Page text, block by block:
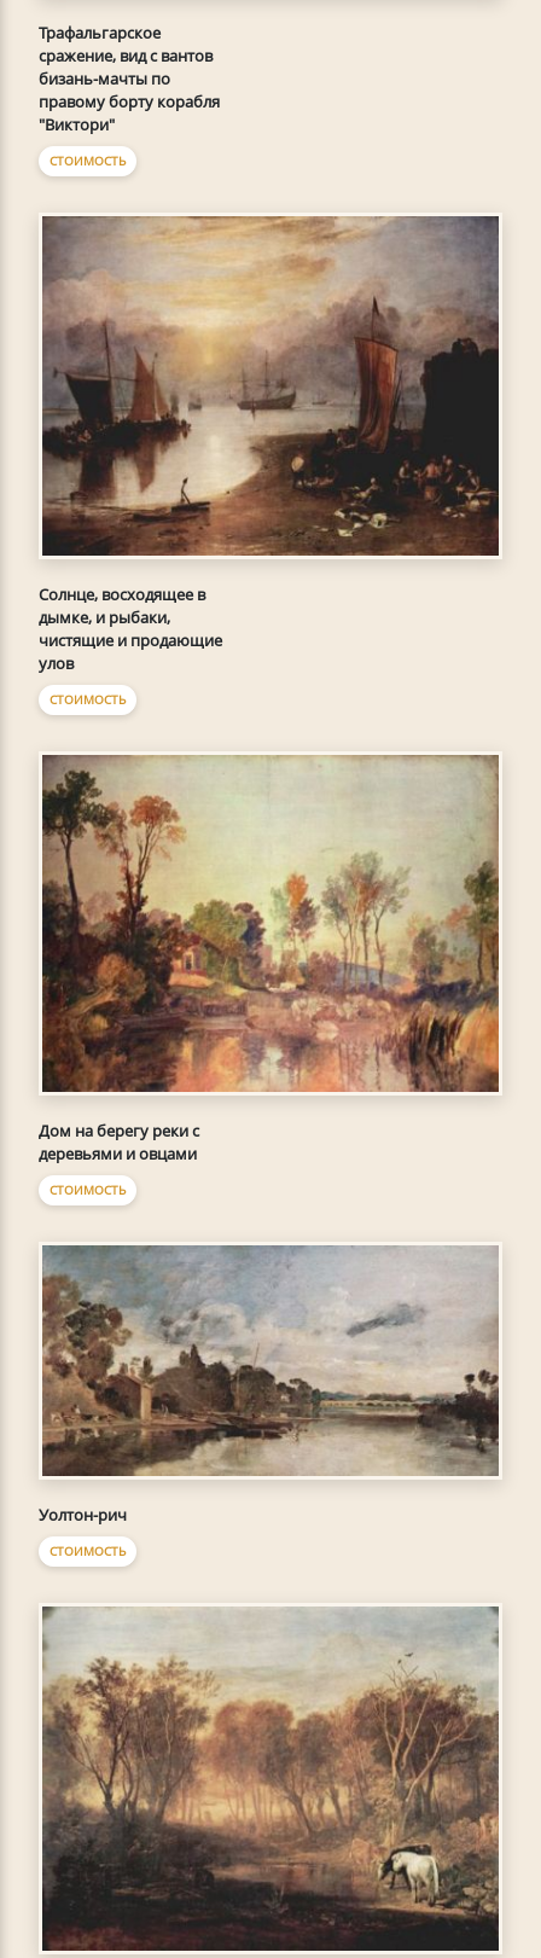
Трафальгарское
сражение, вид с вантов
бизань-мачты по
правому борту корабля
"Виктори"
СТОИМОСТЬ
Солнце, восходящее в
дымке, и рыбаки,
чистящие и продающие
улов
СТОИМОСТЬ
Дом на берегу реки с
деревьями и овцами
СТОИМОСТЬ
Уолтон-рич
СТОИМОСТЬ